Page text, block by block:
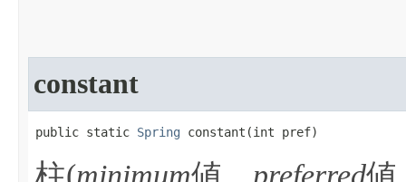
constant
public static Spring constant​(int pref)
柱(minimum値、 preferred値